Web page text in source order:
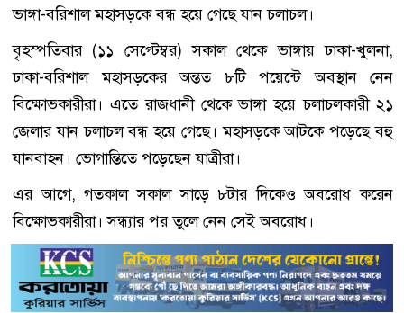
ভাঙ্গা-বরিশাল মহাসড়কে বন্ধ হয়ে গেছে যান চলাচল।
বৃহস্পতিবার (১১ সেপ্টেম্বর) সকাল থেকে ভাঙ্গায় ঢাকা-খুলনা,
ঢাকা-বরিশাল মহাসড়কের অন্তত ৮টি পয়েন্টে অবস্থান নেন
বিক্ষোভকারীরা। এতে রাজধানী থেকে ভাঙ্গা হয়ে চলাচলকারী ২১
জেলার যান চলাচল বন্ধ হয়ে গেছে। মহাসড়কে আটকে পড়েছে বহু
যানবাহন। ভোগান্তিতে পড়েছেন যাত্রীরা।
এর আগে, গতকাল সকাল সাড়ে ৮টার দিকেও অবরোধ করেন
বিক্ষোভকারীরা। সন্ধ্যার পর তুলে নেন সেই অবরোধ।